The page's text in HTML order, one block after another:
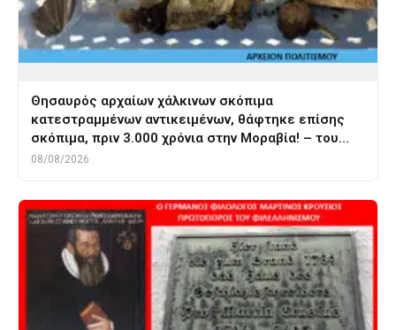
Θησαυρός αρχαίων χάλκινων σκόπιμα
κατεστραμμένων αντικειμένων, θάφτηκε επίσης
σκόπιμα, πριν 3.000 χρόνια στην Μοραβία! – του…
08/08/2026